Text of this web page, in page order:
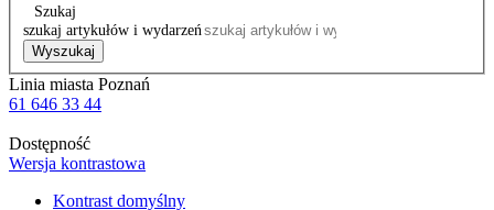
Szukaj
szukaj artykułów i wydarzeń
Wyszukaj
Linia miasta Poznań
61 646 33 44
Dostępność
Wersja kontrastowa
Kontrast domyślny